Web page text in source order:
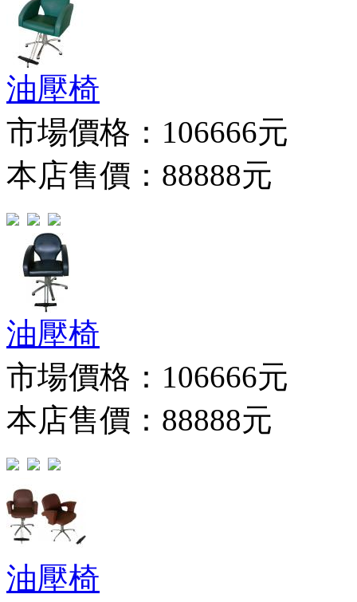
油壓椅
市場價格： 106666元
本店售價：88888元
油壓椅
市場價格： 106666元
本店售價：88888元
油壓椅